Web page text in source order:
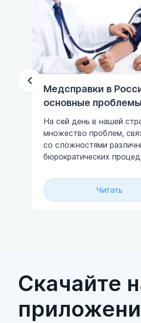
в России -
проблемы
день в нашей стране
проблем, связанных
различных
процедур.
Читать
Скачайте